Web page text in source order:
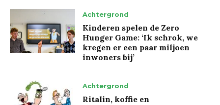
Achtergrond
Kinderen spelen de Zero
Hunger Game: ‘Ik schrok, we
kregen er een paar miljoen
inwoners bij’
Achtergrond
Ritalin, koffie en